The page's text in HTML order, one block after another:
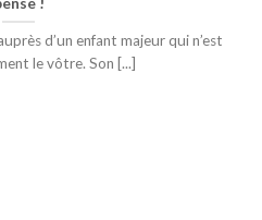
d’un enfant majeur qui n’est
le vôtre. Son [...]